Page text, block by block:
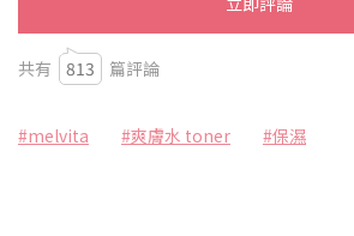
共有 813 篇評論
#melvita #爽膚水 toner #保濕